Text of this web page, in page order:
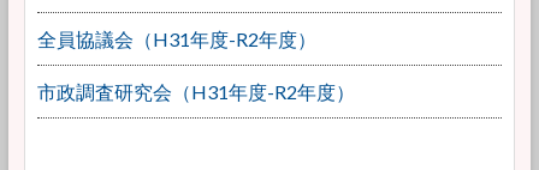
全員協議会（H31年度-R2年度）
市政調査研究会（H31年度-R2年度）